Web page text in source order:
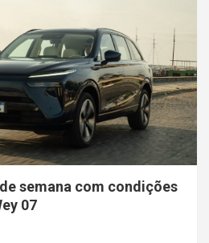
semana com condições
07